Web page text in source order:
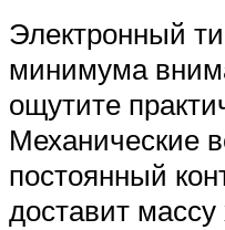
Электронный
минимума
ощутите
Механические
постоянный
доставит массу